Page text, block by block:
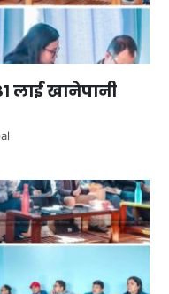
लाई खानेपानी